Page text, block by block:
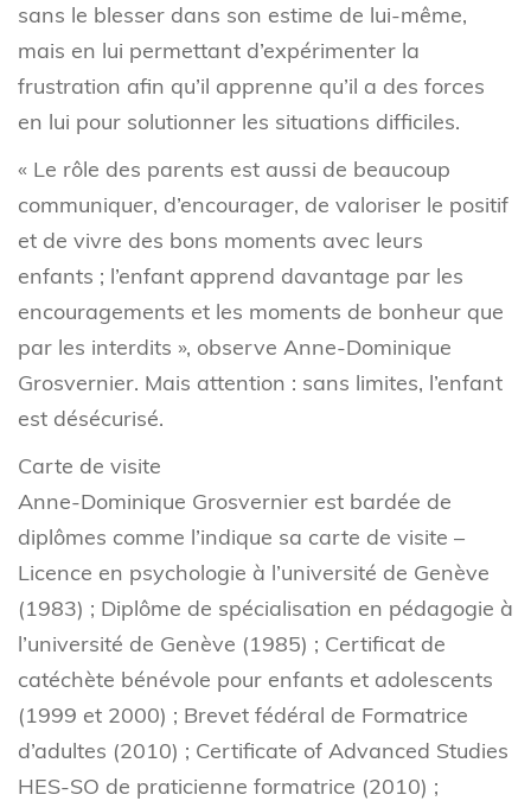
sans le blesser dans son estime de lui-même,
mais en lui permettant d’expérimenter la
frustration afin qu’il apprenne qu’il a des forces
en lui pour solutionner les situations difficiles.
« Le rôle des parents est aussi de beaucoup
communiquer, d’encourager, de valoriser le positif
et de vivre des bons moments avec leurs
enfants ; l’enfant apprend davantage par les
encouragements et les moments de bonheur que
par les interdits », observe Anne-Dominique
Grosvernier. Mais attention : sans limites, l’enfant
est désécurisé.
Carte de visite
Anne-Dominique Grosvernier est bardée de
diplômes comme l’indique sa carte de visite –
Licence en psychologie à l’université de Genève
(1983) ; Diplôme de spécialisation en pédagogie à
l’université de Genève (1985) ; Certificat de
catéchète bénévole pour enfants et adolescents
(1999 et 2000) ; Brevet fédéral de Formatrice
d’adultes (2010) ; Certificate of Advanced Studies
HES-SO de praticienne formatrice (2010) ;